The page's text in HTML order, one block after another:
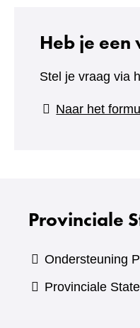
Heb je een
Stel je vraag via
Naar het
Provinciale
Ondersteuning
Provinciale